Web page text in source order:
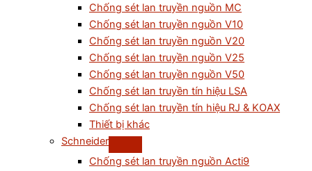
Chống sét lan truyền nguồn MC
Chống sét lan truyền nguồn V10
Chống sét lan truyền nguồn V20
Chống sét lan truyền nguồn V25
Chống sét lan truyền nguồn V50
Chống sét lan truyền tín hiệu LSA
Chống sét lan truyền tín hiệu RJ & KOAX
Thiết bị khác
Schneider
Chống sét lan truyền nguồn Acti9